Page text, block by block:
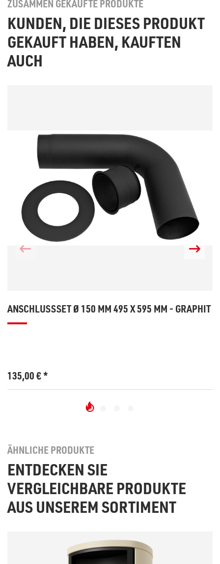
ZUSAMMEN GEKAUFTE PRODUKTE
KUNDEN, DIE DIESES PRODUKT
GEKAUFT HABEN, KAUFTEN
AUCH
ANSCHLUSSSET Ø 150 MM 495 X 595 MM - GRAPHIT
135,00€*
ÄHNLICHE PRODUKTE
ENTDECKEN SIE
VERGLEICHBARE PRODUKTE
AUS UNSEREM SORTIMENT